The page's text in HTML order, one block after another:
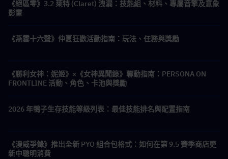
《絕區零》3.2 萊特 (Claret) 洩漏：技能組、材料、專屬音擎及意象
影畫
《燕雲十六聲》仲夏狂歡活動指南：玩法、任務與獎勵
《勝利女神：妮姬》×《女神異聞錄》聯動指南：PERSONA ON
FRONTLINE 活動、角色、卡池與獎勵
2026 年鴨子生存技能等級列表：最佳技能排名與配置指南
《漫威爭鋒》推出全新 PYO 組合包格式：如何在第 9.5 賽季商店更
新中聰明消費